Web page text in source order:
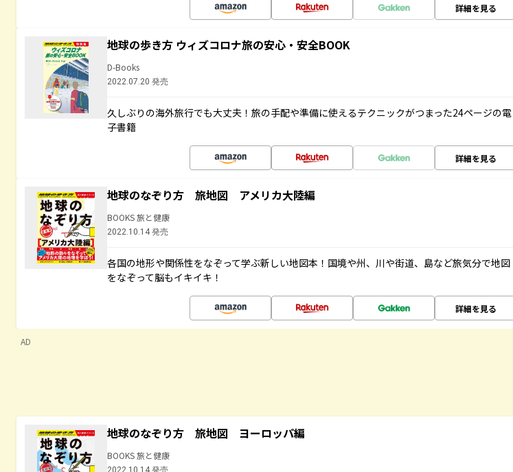
詳細を見る
地球の歩き方 ウィズコロナ旅の安心・安全BOOK
D-Books
2022.07.20 発売
久しぶりの海外旅行でも大丈夫！旅の手配や準備に使えるテクニックがつまった24ページの電
子書籍
詳細を見る
地球のなぞり方 旅地図 アメリカ大陸編
BOOKS 旅と健康
2022.10.14 発売
各国の地形や関係性をなぞって学ぶ新しい地図本！国境や州、川や街道、島など旅気分で地図
をなぞって脳もイキイキ！
詳細を見る
AD
地球のなぞり方 旅地図 ヨーロッパ編
BOOKS 旅と健康
2022.10.14 発売